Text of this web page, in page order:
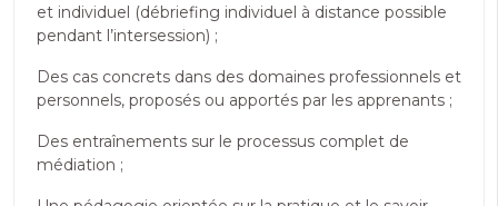
et individuel (débriefing individuel à distance possible
pendant l’intersession) ;
Des cas concrets dans des domaines professionnels et
personnels, proposés ou apportés par les apprenants ;
Des entraînements sur le processus complet de
médiation ;